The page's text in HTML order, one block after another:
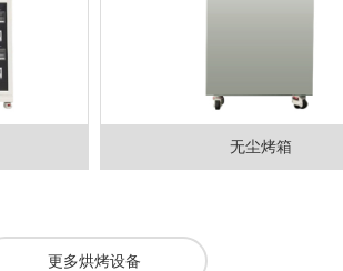
无尘烤箱
更多烘烤设备